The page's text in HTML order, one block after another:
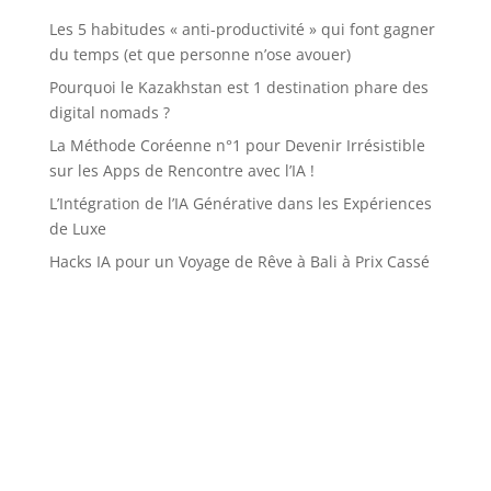
Les 5 habitudes « anti-productivité » qui font gagner
du temps (et que personne n’ose avouer)
Pourquoi le Kazakhstan est 1 destination phare des
digital nomads ?
La Méthode Coréenne n°1 pour Devenir Irrésistible
sur les Apps de Rencontre avec l’IA !
L’Intégration de l’IA Générative dans les Expériences
de Luxe
Hacks IA pour un Voyage de Rêve à Bali à Prix Cassé